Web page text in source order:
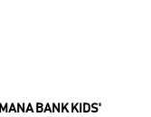
BANK KIDS'